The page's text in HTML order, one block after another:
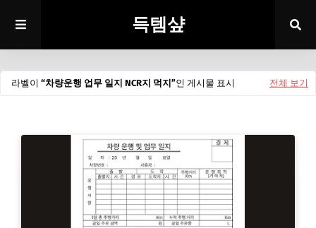
득템샾
라벨이 차량운행 업무 일지 NCR지 먹지 인 게시물 표시 전체 보기